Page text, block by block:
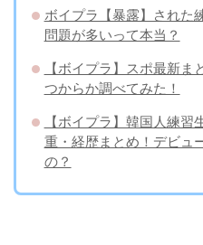
ボイプラ【暴露】された
問題が多いって本当？
【ボイプラ】スポ最新
つからか調べてみた！
【ボイプラ】韓国人練
重・経歴まとめ！デビュ
の？